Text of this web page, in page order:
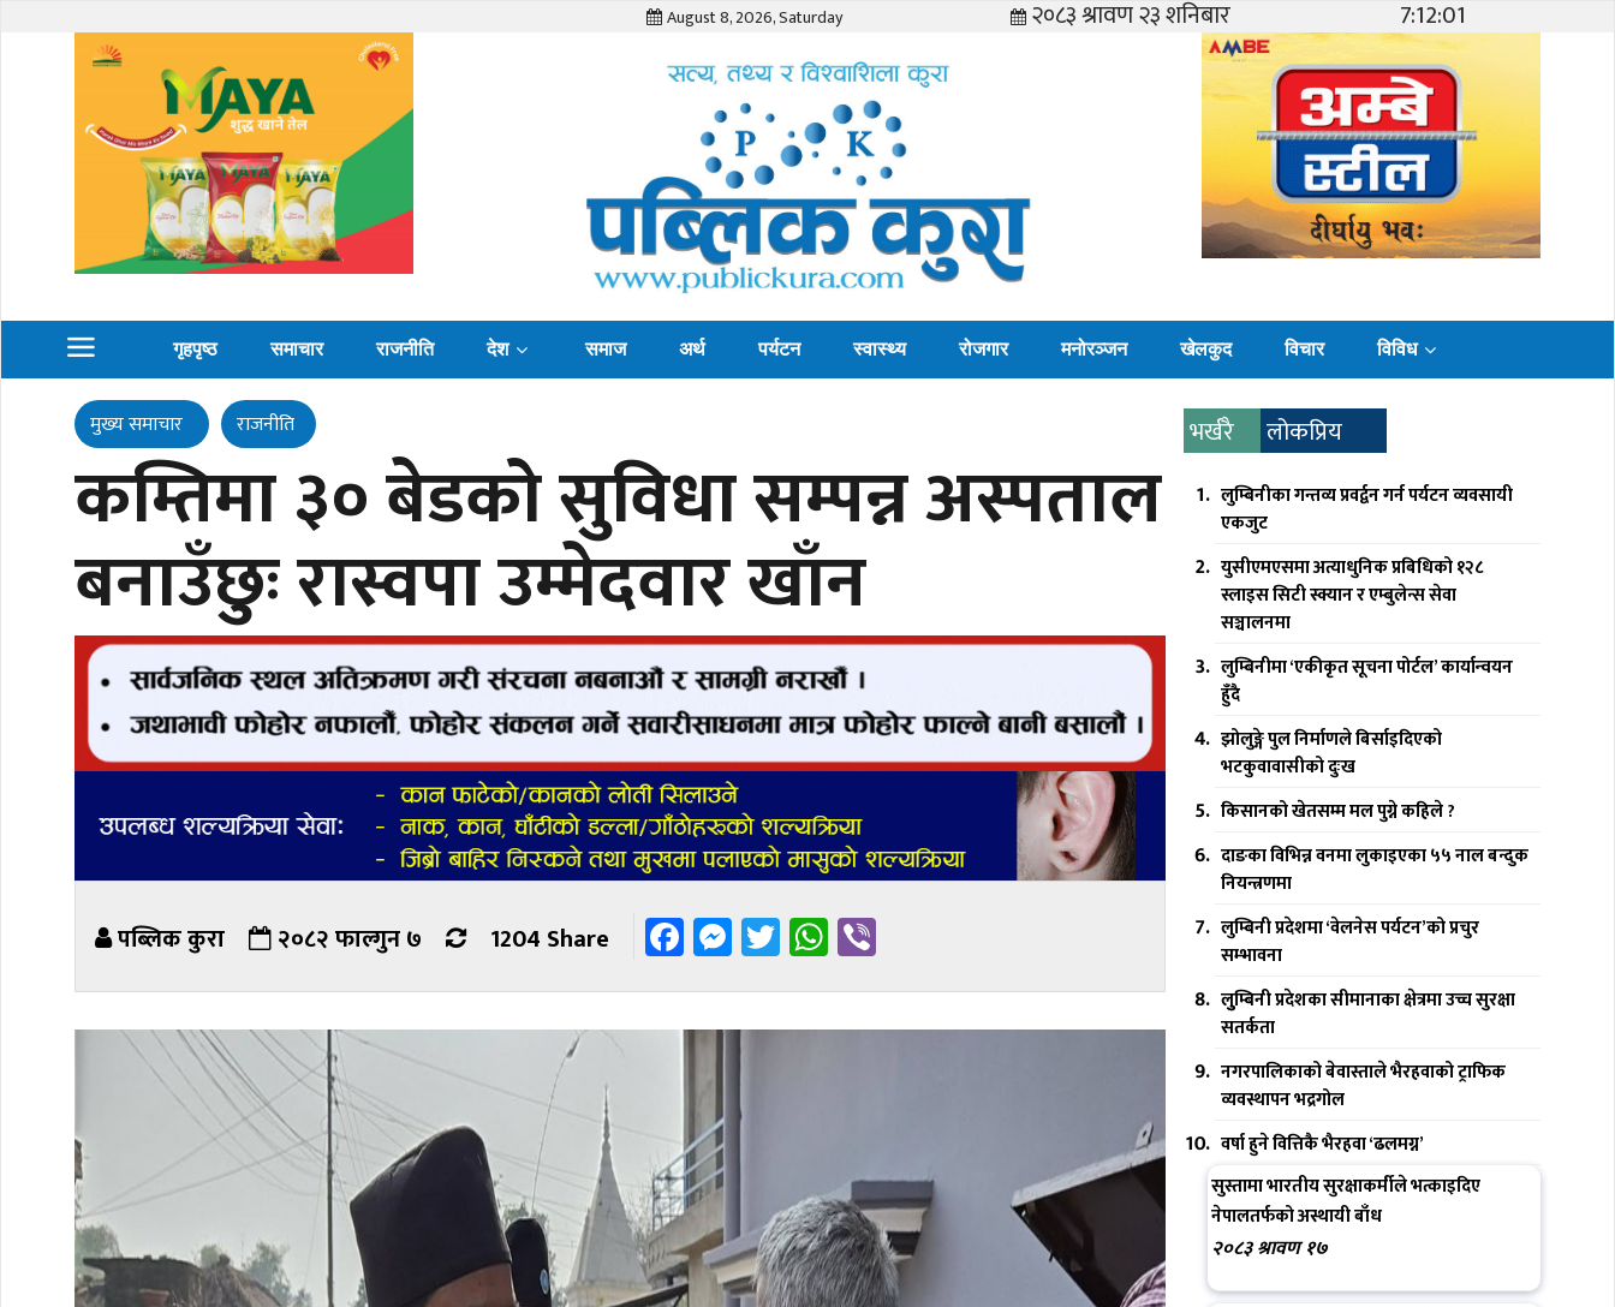
August 8, 2026, Saturday २०८३ श्रावण २३ शनिबार 7:12:03
गृहपृष्ठ समाचार राजनीति देश समाज अर्थ पर्यटन स्वास्थ्य रोजगार मनोरञ्जन खेलकुद विचार विविध
मुख्य समाचार राजनीति
कम्तिमा ३० बेडको सुविधा सम्पन्न अस्पताल
बनाउँछुः रास्वपा उम्मेदवार खाँन
पब्लिक कुरा २०८२ फाल्गुन ७ 1204 Share Facebook
Messenger
TwitterWhatsApp
भर्खरै लोकप्रिय
लुम्बिनीका गन्तव्य प्रवर्द्वन गर्न पर्यटन व्यवसायी
एकजुट
युसीएमएसमा अत्याधुनिक प्रबिधिको १२८
स्लाइस सिटी स्क्यान र एम्बुलेन्स सेवा
सञ्चालनमा
लुम्बिनीमा ‘एकीकृत सूचना पोर्टल’ कार्यान्वयन
हुँदै
झोलुङ्गे पुल निर्माणले बिर्साइदिएको
भटकुवावासीको दुःख
किसानको खेतसम्म मल पुग्ने कहिले ?
दाङका विभिन्न वनमा लुकाइएका ५५ नाल बन्दुक
नियन्त्रणमा
लुम्बिनी प्रदेशमा ‘वेलनेस पर्यटन’को प्रचुर
सम्भावना
लुुम्बिनी प्रदेशका सीमानाका क्षेत्रमा उच्च सुरक्षा
सतर्कता
नगरपालिकाको बेवास्ताले भैरहवाको ट्राफिक
व्यवस्थापन भद्रगोल
वर्षा हुने वित्तिकै भैरहवा ‘ढलमग्न’
सुस्तामा भारतीय सुरक्षाकर्मीले भत्काइदिए
नेपालतर्फको अस्थायी बाँध
२०८३ श्रावण १७